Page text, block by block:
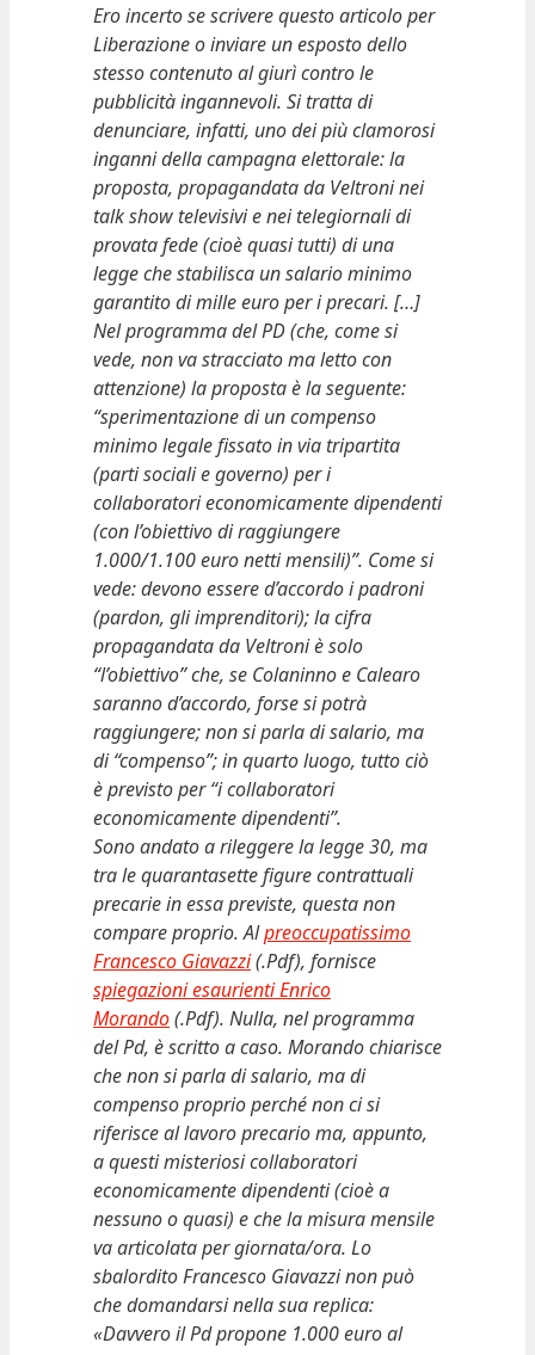
Ero incerto se scrivere questo articolo per
Liberazione o inviare un esposto dello
stesso contenuto al giurì contro le
pubblicità ingannevoli. Si tratta di
denunciare, infatti, uno dei più clamorosi
inganni della campagna elettorale: la
proposta, propagandata da Veltroni nei
talk show televisivi e nei telegiornali di
provata fede (cioè quasi tutti) di una
legge che stabilisca un salario minimo
garantito di mille euro per i precari. […]
Nel programma del PD (che, come si
vede, non va stracciato ma letto con
attenzione) la proposta è la seguente:
“sperimentazione di un compenso
minimo legale fissato in via tripartita
(parti sociali e governo) per i
collaboratori economicamente dipendenti
(con l’obiettivo di raggiungere
1.000/1.100 euro netti mensili)”. Come si
vede: devono essere d’accordo i padroni
(pardon, gli imprenditori); la cifra
propagandata da Veltroni è solo
“l’obiettivo” che, se Colaninno e Calearo
saranno d’accordo, forse si potrà
raggiungere; non si parla di salario, ma
di “compenso”; in quarto luogo, tutto ciò
è previsto per “i collaboratori
economicamente dipendenti”.
Sono andato a rileggere la legge 30, ma
tra le quarantasette figure contrattuali
precarie in essa previste, questa non
compare proprio. Alpreoccupatissimo
Francesco Giavazzi(.Pdf), fornisce
spiegazioni esaurienti Enrico
Morando(.Pdf). Nulla, nel programma
del Pd, è scritto a caso. Morando chiarisce
che non si parla di salario, ma di
compenso proprio perché non ci si
riferisce al lavoro precario ma, appunto,
a questi misteriosi collaboratori
economicamente dipendenti (cioè a
nessuno o quasi) e che la misura mensile
va articolata per giornata/ora. Lo
sbalordito Francesco Giavazzi non può
che domandarsi nella sua replica:
«Davvero il Pd propone 1.000 euro al